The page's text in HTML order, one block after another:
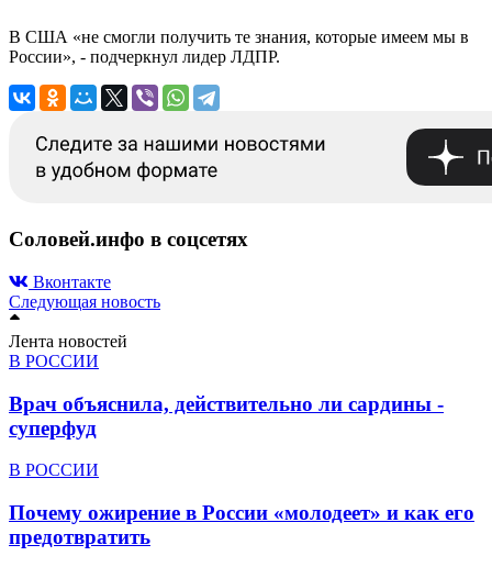
В США «не смогли получить те знания, которые имеем мы в
России», - подчеркнул лидер ЛДПР.
Соловей.инфо в соцсетях
Вконтакте
Следующая новость
Лента новостей
В РОССИИ
Врач объяснила, действительно ли сардины -
суперфуд
В РОССИИ
Почему ожирение в России «молодеет» и как его
предотвратить